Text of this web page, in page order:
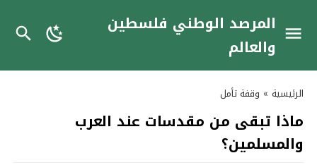
المرصد الوطني فلسطين
والعالم
الرئيسية » وقفة تأمل
ماذا تبقى من مقدسات عند العرب
والمسلمين؟